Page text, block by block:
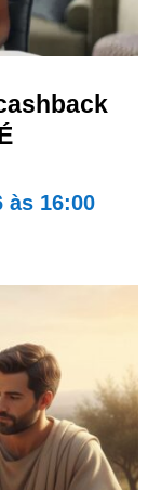
às 16:00